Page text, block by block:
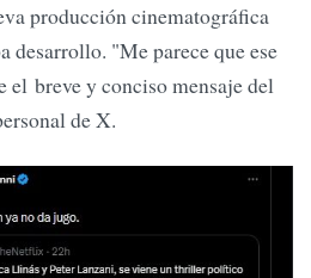
producción cinematográfica
desarrollo. "Me parece que ese
el breve y conciso mensaje del
de X.